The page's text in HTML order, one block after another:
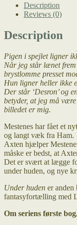
Description
Reviews (0)
Description
Pigen i spejlet ligner
Når jeg står lænet
brystlomme presset
Hun ligner heller ikke
Der står ‘Desron’ og
betyder, at jeg må
billedet er mig.
Mestenes har fået et
og langt væk fra Ham.
Axten hjælper
måske er bedst, at
Det er svært at lægge
under huden, og nye
Under huden er anden
fantasyfortælling med
Om seriens første